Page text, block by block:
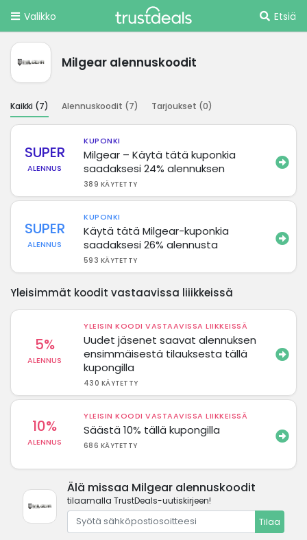
Valikko Etsiä
Milgear alennuskoodit
Kaikki (7) Alennuskoodit (7) Tarjoukset (0)
SUPER
ALENNUS
KUPONKI
Milgear – Käytä tätä kuponkia
saadaksesi 24% alennuksen
389 KÄYTETTY
SUPER
ALENNUS
KUPONKI
Käytä tätä Milgear-kuponkia
saadaksesi 26% alennusta
593 KÄYTETTY
Yleisimmät koodit vastaavissa liiikkeissä
5%
ALENNUS
YLEISIN KOODI VASTAAVISSA LIIKKEISSÄ
Uudet jäsenet saavat alennuksen
ensimmäisestä tilauksesta tällä
kupongilla
430 KÄYTETTY
10%
ALENNUS
YLEISIN KOODI VASTAAVISSA LIIKKEISSÄ
Säästä 10% tällä kupongilla
686 KÄYTETTY
Älä missaa Milgear alennuskoodit
tilaamalla TrustDeals-uutiskirjeen!
Tilaa